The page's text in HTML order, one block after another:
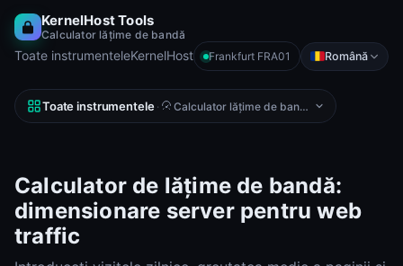
KernelHost Tools
Calculator lățime de bandă
Toate instrumenteleKernelHost Frankfurt FRA01 Română
Toate instrumentele · Calculator lățime de bandă
Calculator de lățime de bandă:
dimensionare server pentru web
traffic